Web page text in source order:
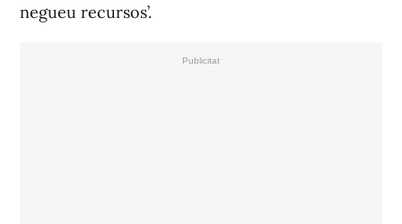
negueu recursos’.